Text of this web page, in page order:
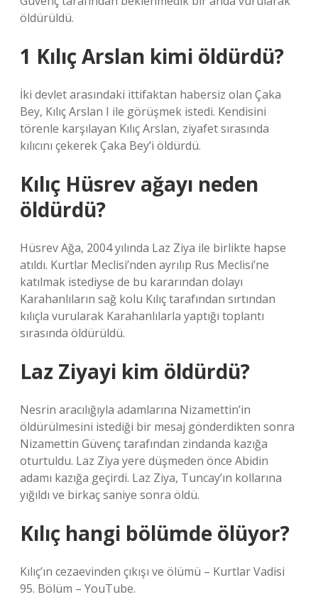
öldürüldü.
1 Kılıç Arslan kimi öldürdü?
İki devlet arasındaki ittifaktan habersiz olan Çaka
Bey, Kılıç Arslan I ile görüşmek istedi. Kendisini
törenle karşılayan Kılıç Arslan, ziyafet sırasında
kılıcını çekerek Çaka Bey’i öldürdü.
Kılıç Hüsrev ağayı neden
öldürdü?
Hüsrev Ağa, 2004 yılında Laz Ziya ile birlikte hapse
atıldı. Kurtlar Meclisi’nden ayrılıp Rus Meclisi’ne
katılmak istediyse de bu kararından dolayı
Karahanlıların sağ kolu Kılıç tarafından sırtından
kılıçla vurularak Karahanlılarla yaptığı toplantı
sırasında öldürüldü.
Laz Ziyayi kim öldürdü?
Nesrin aracılığıyla adamlarına Nizamettin’in
öldürülmesini istediği bir mesaj gönderdikten sonra
Nizamettin Güvenç tarafından zindanda kazığa
oturtuldu. Laz Ziya yere düşmeden önce Abidin
adamı kazığa geçirdi. Laz Ziya, Tuncay’ın kollarına
yığıldı ve birkaç saniye sonra öldü.
Kılıç hangi bölümde ölüyor?
Kılıç’ın cezaevinden çıkışı ve ölümü – Kurtlar Vadisi
95. Bölüm – YouTube.